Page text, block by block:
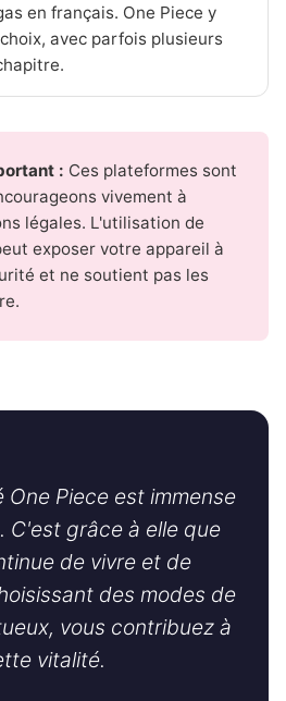
en français. One Piece y
avec parfois plusieurs
: Ces plateformes sont
vivement à
légales. L'utilisation de
exposer votre appareil à
et ne soutient pas les
One Piece est immense
C'est grâce à elle que
de vivre et de
des modes de
vous contribuez à
vitalité.